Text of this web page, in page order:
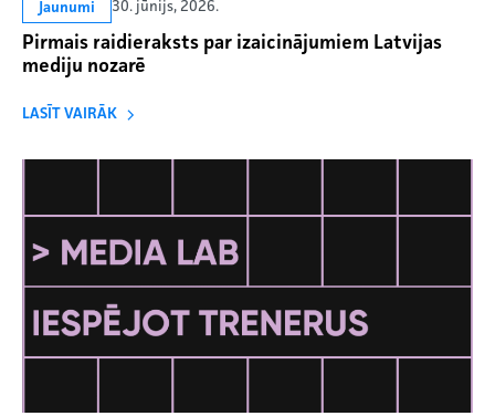
Jaunumi 30. jūnijs, 2026.
Pirmais raidieraksts par izaicinājumiem Latvijas
mediju nozarē
LASĪT VAIRĀK